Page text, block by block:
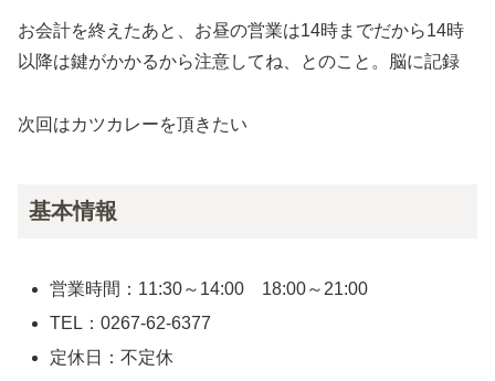
お会計を終えたあと、お昼の営業は14時までだから14時
以降は鍵がかかるから注意してね、とのこと。脳に記録
次回はカツカレーを頂きたい
基本情報
営業時間：11:30～14:00 18:00～21:00
TEL：0267-62-6377
定休日：不定休